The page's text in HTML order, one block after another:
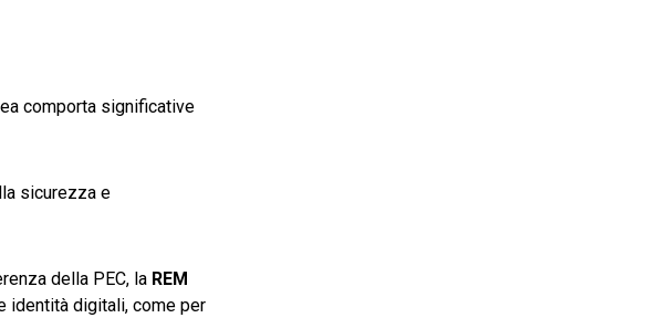
comporta significative
sicurezza e
della PEC, la REM
identità digitali, come per